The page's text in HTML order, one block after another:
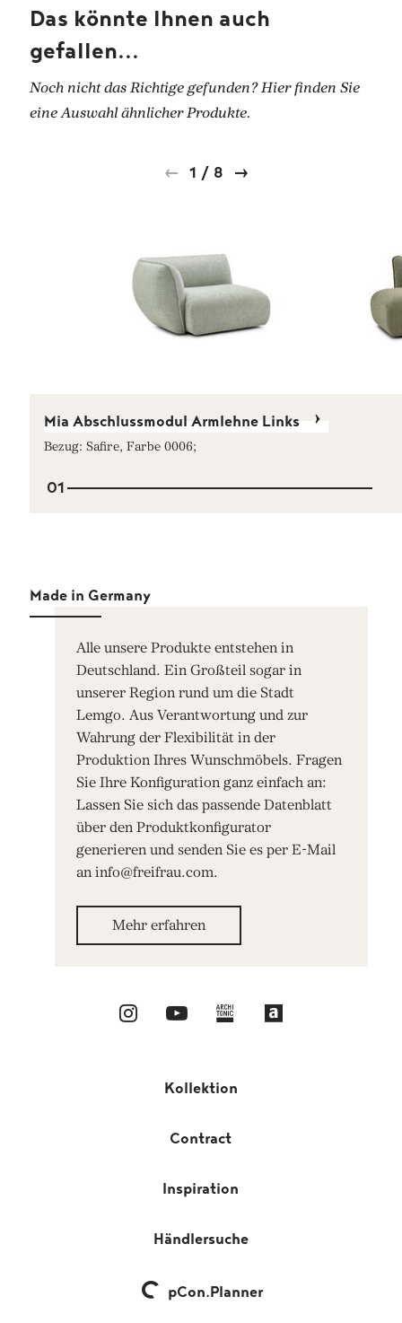
Das könnte Ihnen auch
gefallen...
Noch nicht das Richtige gefunden? Hier finden Sie
eine Auswahl ähnlicher Produkte.
1 / 8
Mia Abschlussmodul Armlehne Links
Bezug: Safire, Farbe 0006;
01
Made in Germany
Alle unsere Produkte entstehen in
Deutschland. Ein Großteil sogar in
unserer Region rund um die Stadt
Lemgo. Aus Verantwortung und zur
Wahrung der Flexibilität in der
Produktion Ihres Wunschmöbels. Fragen
Sie Ihre Konfiguration ganz einfach an:
Lassen Sie sich das passende Datenblatt
über den Produktkonfigurator
generieren und senden Sie es per E-Mail
an info@freifrau.com.
Mehr erfahren
Kollektion
Contract
Inspiration
Händlersuche
pCon.Planner